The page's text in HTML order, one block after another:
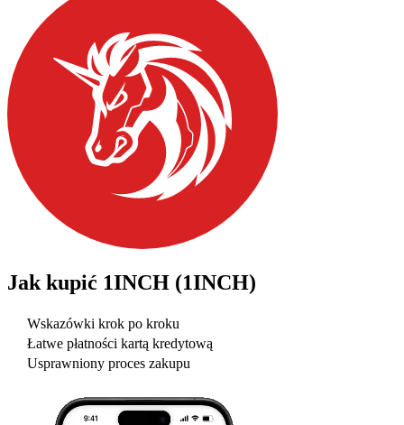
Jak kupić 1INCH (1INCH)
Wskazówki krok po kroku
Łatwe płatności kartą kredytową
Usprawniony proces zakupu